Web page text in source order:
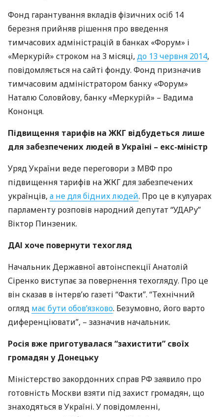
Фонд гарантування вкладів фізичних осіб 14
березня прийняв рішення про введення
тимчасових адміністрацій в банках «Форум» і
«Меркурій» строком на 3 місяці, до 13 червня 2014,
повідомляється на сайті фонду. Фонд призначив
тимчасовим адміністратором банку «Форум»
Наталю Соловйову, банку «Меркурій» – Вадима
Кононця.
Підвищення тарифів на ЖКГ відбудеться лише
для забезпечених людей в Україні – екс-міністр
Уряд України веде переговори з МВФ про
підвищення тарифів наЖКГдля забезпечених
українців, а не для бідних людей. Про це в кулуарах
парламенту розповів народний депутат “УДАРу”
Віктор Пинзеник.
ДАІ хоче повернути техогляд
Начальник Державної автоінспекції Анатолій
Сіренко виступає за повернення техогляду. Про це
він сказав в інтерв’ю газеті “Факти”. “Технічний
огляд має бути обов’язково. Безумовно, його варто
диференціювати”, – зазначив начальник.
Росія вже приготувалася “захистити” своїх
громадян у Донецьку
Міністерство закордонних справ РФ заявило про
готовність Москви взяти під захист громадян, що
знаходяться в Україні. У повідомленні,